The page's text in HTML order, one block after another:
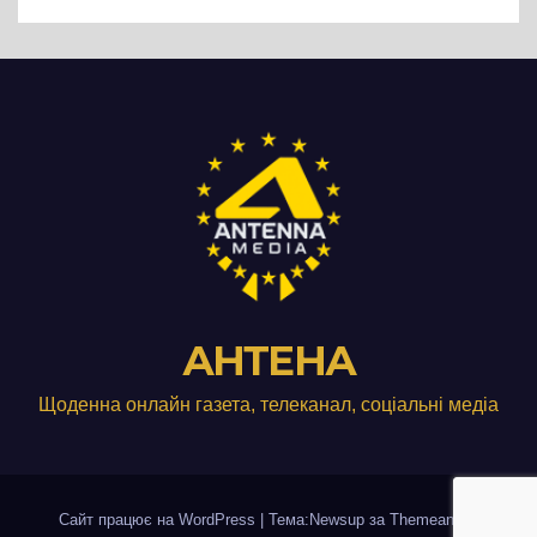
АНТЕНА
Щоденна онлайн газета, телеканал, соціальні медіа
Сайт працює на WordPress Тема:Newsup за Themeansar